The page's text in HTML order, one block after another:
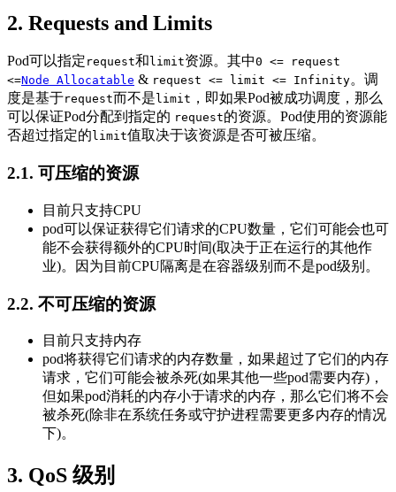
2. Requests and Limits
Pod可以指定 request和 limit资源。其中0 <= request
<=Node Allocatable & request <= limit <= Infinity。调
度是基于request而不是 limit ，即如果Pod被成功调度，那么
可以保证Pod分配到指定的 request的资源。Pod使用的资源能
否超过指定的 limit值取决于该资源是否可被压缩。
2.1. 可压缩的资源
目前只支持CPU
pod可以保证获得它们请求的CPU数量，它们可能会也可
能不会获得额外的CPU时间(取决于正在运行的其他作
业)。因为目前CPU隔离是在容器级别而不是pod级别。
2.2. 不可压缩的资源
目前只支持内存
pod将获得它们请求的内存数量，如果超过了它们的内存
请求，它们可能会被杀死(如果其他一些pod需要内存)，
但如果pod消耗的内存小于请求的内存，那么它们将不会
被杀死(除非在系统任务或守护进程需要更多内存的情况
下)。
3. QoS 级别